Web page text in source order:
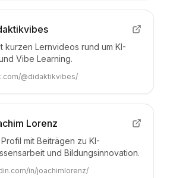
kurzen Lernvideos rund um KI-
Vibe Learning.
@didaktikvibes/
Lorenz
mit Beiträgen zu KI-
und Bildungsinnovation.
in/joachimlorenz/